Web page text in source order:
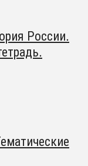
России.